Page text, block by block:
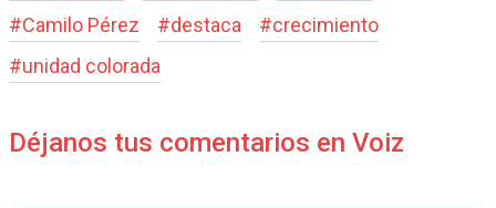
#Camilo Pérez #destaca #crecimiento
#unidad colorada
Déjanos tus comentarios en Voiz